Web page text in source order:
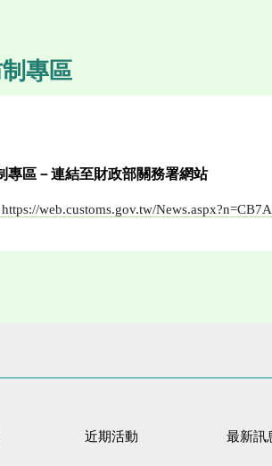
專區
專區－連結至財政部關務署網站
https://web.customs.gov.tw/
近期活動 最新訊